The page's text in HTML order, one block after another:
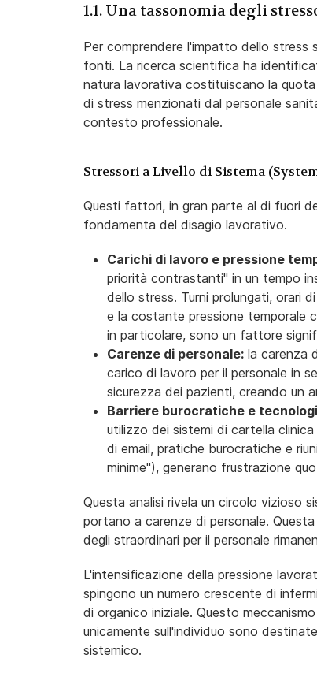
1.1. Una tassonomia degli
Per comprendere l'impatto dello stress
fonti. La ricerca scientifica ha
natura lavorativa costituiscano la
di stress menzionati dal personale
contesto professionale.
Stressori a Livello di Sistema
Questi fattori, in gran parte al di fuori
fondamenta del disagio lavorativo.
Carichi di lavoro e pressione
priorità contrastanti" in un tempo
dello stress. Turni prolungati, orari
e la costante pressione temporale
in particolare, sono un fattore
Carenze di personale: la carenza
carico di lavoro per il personale in
sicurezza dei pazienti, creando un
Barriere burocratiche e
utilizzo dei sistemi di cartella
di email, pratiche burocratiche e
minime"), generano frustrazione
Questa analisi rivela un circolo vizioso
portano a carenze di personale.
degli straordinari per il personale
L'intensificazione della pressione
spingono un numero crescente di
di organico iniziale. Questo
unicamente sull'individuo sono
sistemico.